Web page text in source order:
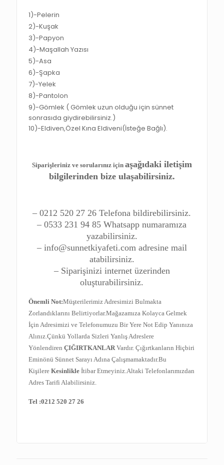
1)-Pelerin
2)-Kuşak
3)-Papyon
4)-Maşallah Yazısı
5)-Asa
6)-Şapka
7)-Yelek
8)-Pantolon
9)-Gömlek ( Gömlek uzun olduğu için sünnet
sonrasıda giydirebilirsiniz.)
10)-Eldiven,Özel Kına Eldiveni(İsteğe Bağlı).
Siparişleriniz ve sorularınız için aşağıdaki iletişim
bilgilerinden bize ulaşabilirsiniz.
– 0212 520 27 26 Telefona bildirebilirsiniz.
– 0533 231 94 85 Whatsapp numaramıza
yazabilirsiniz.
– info@sunnetkiyafeti.com adresine mail
atabilirsiniz.
– Siparişinizi internet üzerinden
oluşturabilirsiniz.
Önemli Not:Müşterilerimiz Adresimizi Bulmakta
Zorlandıklarını Belirtiyorlar.Mağazamıza Kolayca Gelmek
İçin Adresimizi ve Telefonumuzu Bir Yere Not Edip Yanınıza
Alınız.Çünkü Yollarda Sizleri Yanlış Adreslere
YönlendirenÇIĞIRTKANLARVardır. Çığırtkanların Hiçbiri
Eminönü Sünnet Sarayı Adına Çalışmamaktadır.Bu
KişilereKesinlikle İtibar Etmeyiniz.Altaki Telefonlarımızdan
Adres Tarifi Alabilirsiniz.
Tel :0212 520 27 26